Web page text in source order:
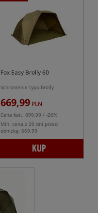
Fox Easy Brolly 60
Schronienie typu brolly
669,99 PLN
Cena kat.: 899,99 / -26%
Min. cena z 30 dni przed
obniżką: 669.99
KUP